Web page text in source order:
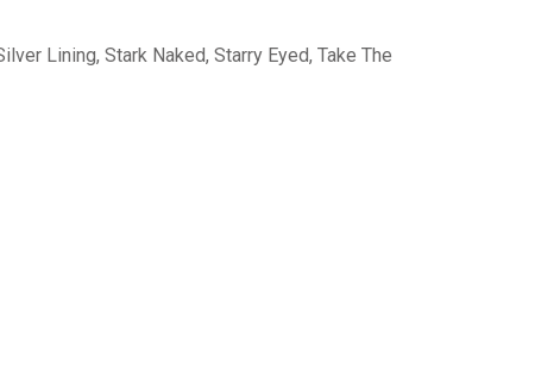
Lining, Stark Naked, Starry Eyed, Take The